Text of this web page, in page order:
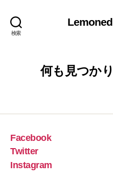
検索
何も見つか
Facebook
Twitter
Instagram